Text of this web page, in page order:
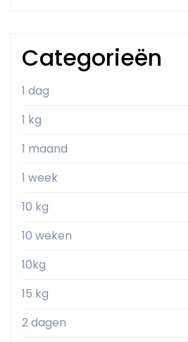
Categorieën
1 dag
1 kg
1 maand
1 week
10 kg
10 weken
10kg
15 kg
2 dagen